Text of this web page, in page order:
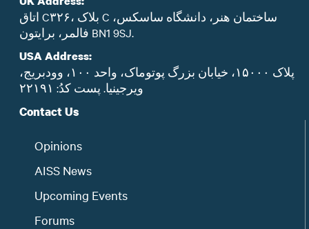
اتاق C۳۲۶، بلاک C ساختمان هنر، دانشگاه ساسکس،
فالمر، برایتون BN1 9SJ.
USA Address:
پلاک ۱۵۰۰۰، خیابان بزرگ پوتوماک، واحد ۱۰۰، وودبریج،
ویرجینیا. پست‌ کدُ: ۲۲۱۹۱
Contact Us
Opinions
AISS News
Upcoming Events
Forums